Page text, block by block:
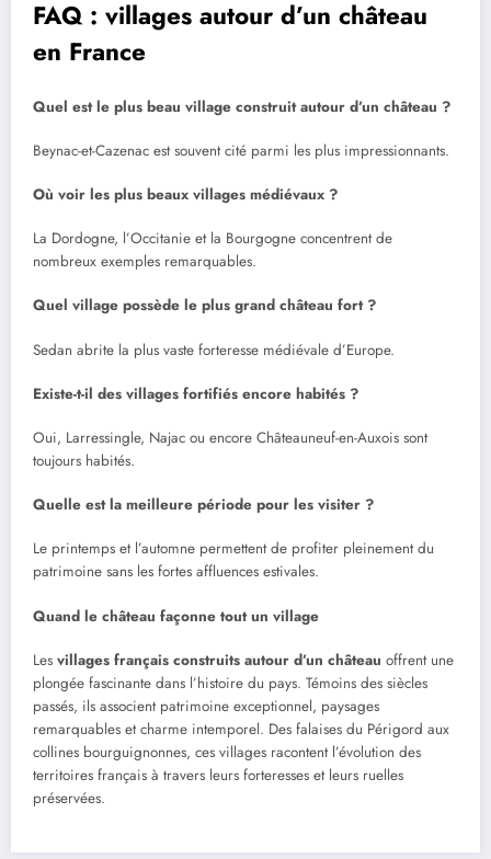
FAQ : villages autour d’un château
en France
Quel est le plus beau village construit autour d’un château ?
Beynac-et-Cazenac est souvent cité parmi les plus impressionnants.
Où voir les plus beaux villages médiévaux ?
La Dordogne, l’Occitanie et la Bourgogne concentrent de
nombreux exemples remarquables.
Quel village possède le plus grand château fort ?
Sedan abrite la plus vaste forteresse médiévale d’Europe.
Existe-t-il des villages fortifiés encore habités ?
Oui, Larressingle, Najac ou encore Châteauneuf-en-Auxois sont
toujours habités.
Quelle est la meilleure période pour les visiter ?
Le printemps et l’automne permettent de profiter pleinement du
patrimoine sans les fortes affluences estivales.
Quand le château façonne tout un village
Les villages français construits autour d’un château offrent une
plongée fascinante dans l’histoire du pays. Témoins des siècles
passés, ils associent patrimoine exceptionnel, paysages
remarquables et charme intemporel. Des falaises du Périgord aux
collines bourguignonnes, ces villages racontent l’évolution des
territoires français à travers leurs forteresses et leurs ruelles
préservées.